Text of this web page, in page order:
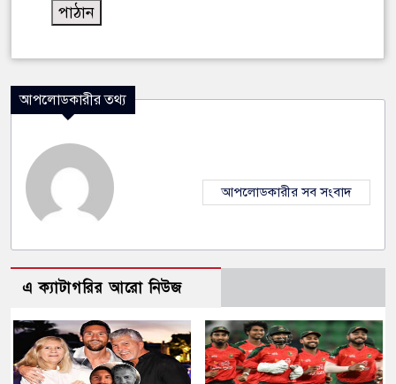
আপলোডকারীর তথ্য
আপলোডকারীর সব সংবাদ
এ ক্যাটাগরির আরো নিউজ